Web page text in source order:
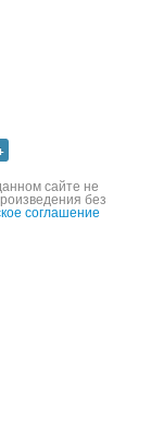
сайте не
без
соглашение